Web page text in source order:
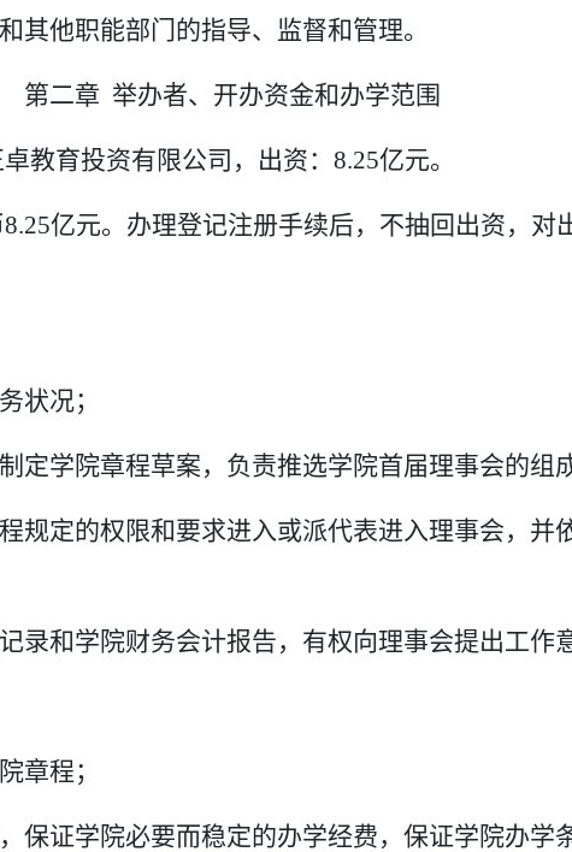
其他职能部门的指导、监督和管理。
第二章 举办者、开办资金和办学范围
教育投资有限公司，出资： 8.25亿元。
8.25亿元。办理登记注册手续后，不抽回出资，对
状况；
定学院章程草案，负责推选学院首届理事会的组
规定的权限和要求进入或派代表进入理事会，并
录和学院财务会计报告，有权向理事会提出工作
章程；
保证学院必要而稳定的办学经费，保证学院办学